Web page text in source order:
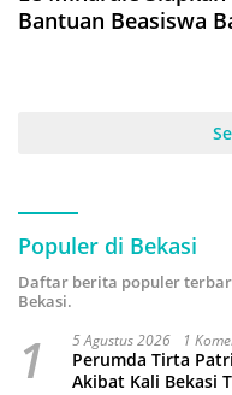
Bantuan Beasiswa
Populer di Bekasi
Daftar berita populer
Bekasi.
1 5 Agustus 2026 1
Perumda Tirta
Akibat Kali Bekasi